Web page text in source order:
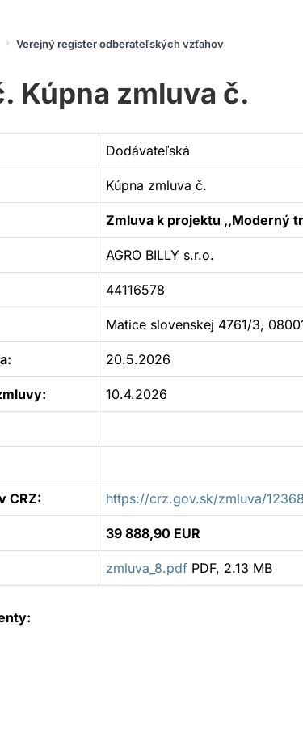
Verejný register odberateľských vzťahov
Kúpna zmluva č.
Dodávateľská
Kúpna zmluva č.
Zmluva k projektu ,,Moderný
AGRO BILLY s.r.o.
44116578
Matice slovenskej 4761/3,
20.5.2026
10.4.2026
CRZ: https://crz.gov.sk/zmluva/
39 888,90 EUR
zmluva_8.pdfPDF, 2.13 MB